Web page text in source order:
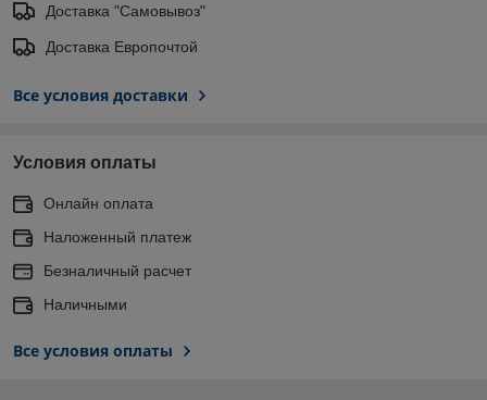
Доставка "Самовывоз"
Доставка Европочтой
Все условия доставки
Условия оплаты
Онлайн оплата
Наложенный платеж
Безналичный расчет
Наличными
Все условия оплаты